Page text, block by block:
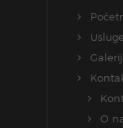
Usluge
O